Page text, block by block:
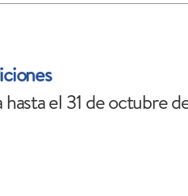
el 31 de octubre